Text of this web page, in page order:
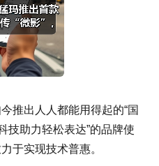
推出人人都能用得起的“国
技助力轻松表达”的品牌使
于实现技术普惠。